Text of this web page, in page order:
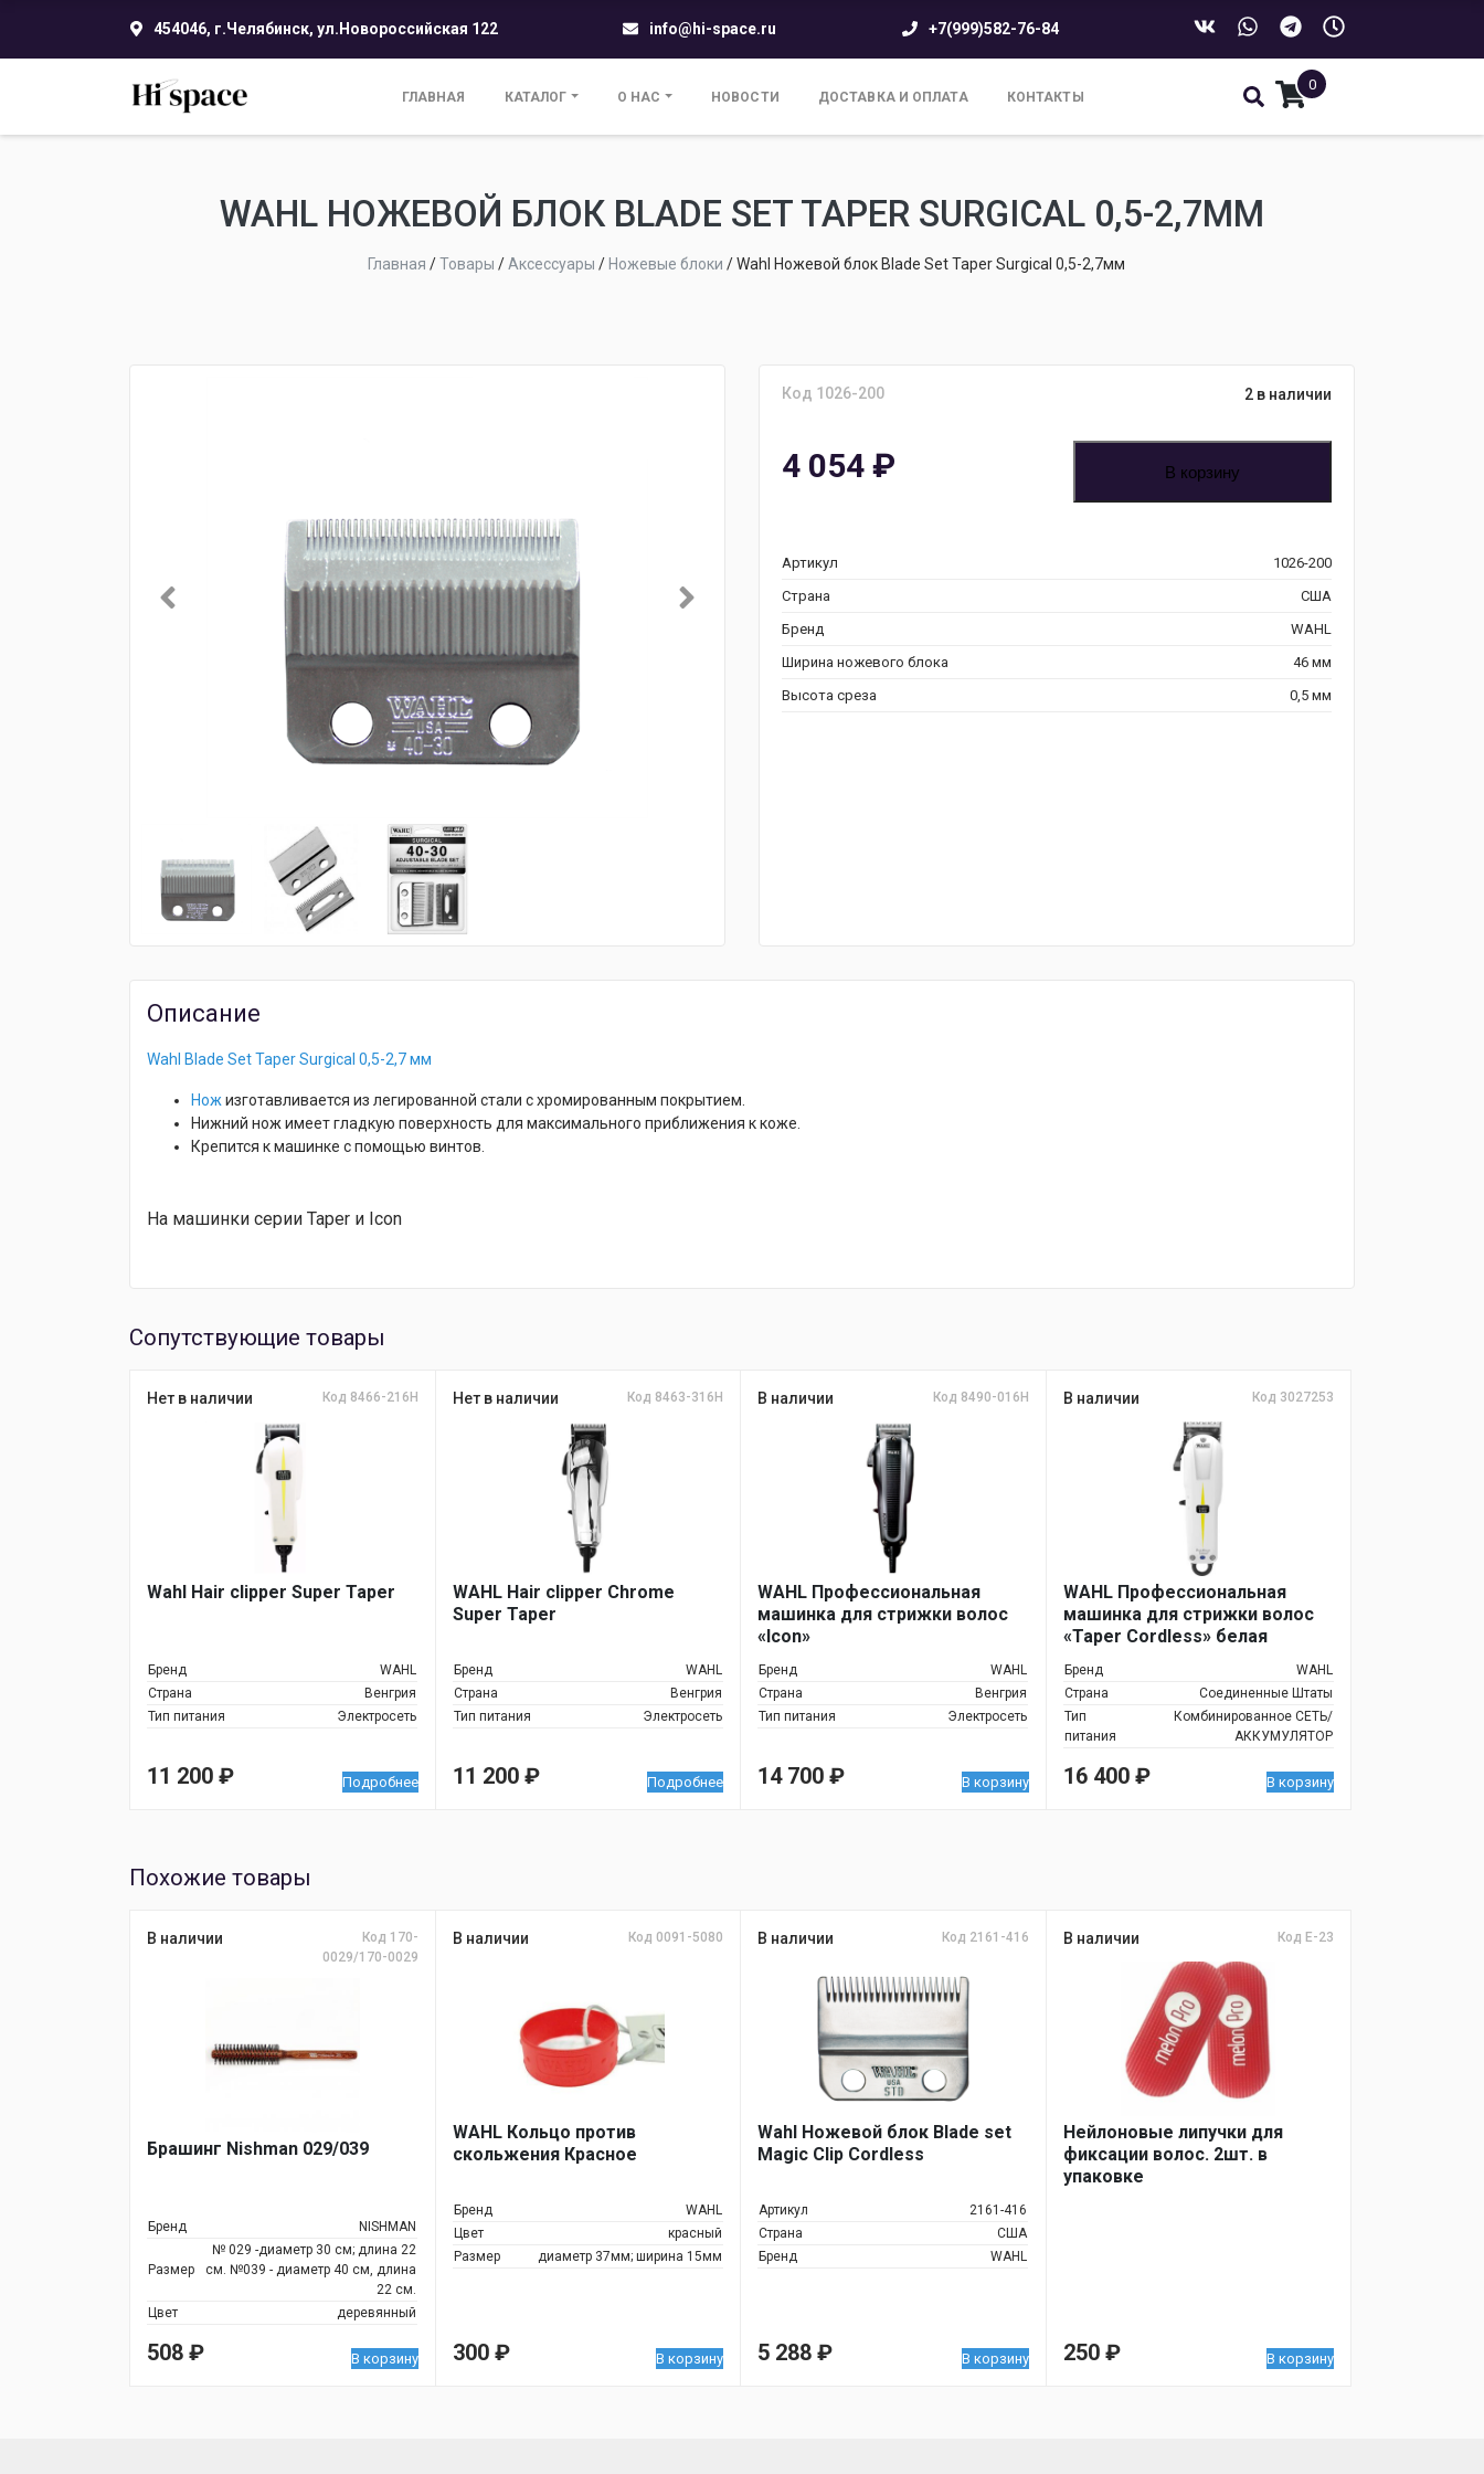
454046, г.Челябинск, ул.Новороссийская 122 info@hi-space.ru +7(999)582-76-84
ГЛАВНАЯ КАТАЛОГ О НАС НОВОСТИ ДОСТАВКА И ОПЛАТА КОНТАКТЫ
0
WAHL НОЖЕВОЙ БЛОК BLADE SET TAPER SURGICAL 0,5-2,7ММ
Главная /Товары /Аксессуары / Ножевые блоки /Wahl Ножевой блок Blade Set Taper Surgical 0,5-2,7мм
Код 1026-200 2 в наличии
4 054 ₽ В корзину
Артикул
1026-200
Страна
США
Бренд
WAHL
Ширина ножевого блока
46 мм
Высота среза
0,5 мм
Описание
Wahl Blade Set Taper Surgical 0,5-2,7 мм
Нож изготавливается из легированной стали с хромированным покрытием.
Нижний нож имеет гладкую поверхность для максимального приближения к коже.
Крепится к машинке с помощью винтов.
На машинки серии Taper и Icon
Сопутствующие товары
Нет в наличии Код 8466-216H
Wahl Hair clipper Super Taper
Бренд
WAHL
Страна
Венгрия
Тип питания
Электросеть
11 200 ₽ Подробнее
Нет в наличии Код 8463-316H
WAHL Hair clipper Chrome
Super Taper
Бренд
WAHL
Страна
Венгрия
Тип питания
Электросеть
11 200 ₽ Подробнее
В наличии Код 8490-016H
WAHL Профессиональная
машинка для стрижки волос
«Icon»
Бренд
WAHL
Страна
Венгрия
Тип питания
Электросеть
14 700 ₽ В корзину
В наличии Код 3027253
WAHL Профессиональная
машинка для стрижки волос
«Taper Cordless» белая
Бренд
WAHL
Страна
Соединенные Штаты
Тип
питания
Комбинированное СЕТЬ/
АККУМУЛЯТОР
16 400 ₽ В корзину
Похожие товары
В наличии
Код 170-
0029/170-0029
Брашинг Nishman 029/039
Бренд NISHMAN
Размер
№ 029 -диаметр 30 см; длина 22
см. №039 - диаметр 40 см, длина
22 см.
Цвет
деревянный
508 ₽ В корзину
В наличии Код 0091-5080
WAHL Кольцо против
скольжения Красное
Бренд
WAHL
Цвет
красный
Размер
диаметр 37мм; ширина 15мм
300 ₽ В корзину
В наличии Код 2161-416
Wahl Ножевой блок Blade set
Magic Clip Cordless
Артикул
2161-416
Страна
США
Бренд
WAHL
5 288 ₽ В корзину
В наличии Код E-23
Нейлоновые липучки для
фиксации волос. 2шт. в
упаковке
250 ₽ В корзину